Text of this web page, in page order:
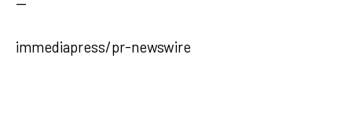
immediapress/pr-newswire